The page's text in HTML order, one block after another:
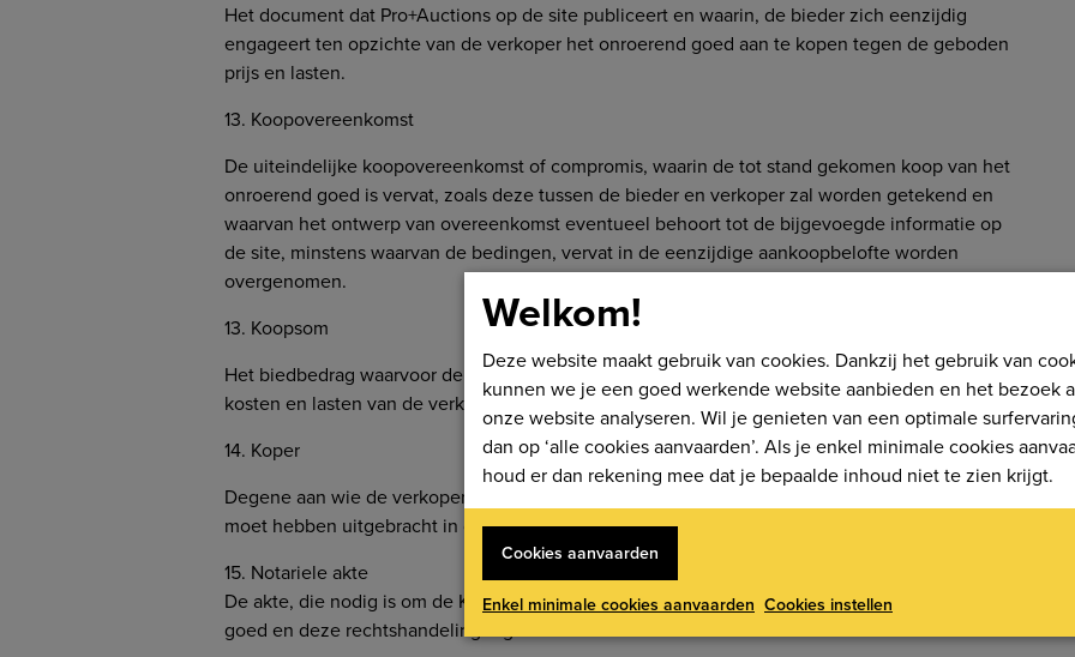
Het document dat Pro+Auctions op de site publiceert en waarin, de bieder zich eenzijdig
engageert ten opzichte van de verkoper het onroerend goed aan te kopen tegen de geboden
prijs en lasten.
13. Koopovereenkomst
De uiteindelijke koopovereenkomst of compromis, waarin de tot stand gekomen koop van het
onroerend goed is vervat, zoals deze tussen de bieder en verkoper zal worden getekend en
waarvan het ontwerp van overeenkomst eventueel behoort tot de bijgevoegde informatie op
de site, minstens waarvan de bedingen, vervat in de eenzijdige aankoopbelofte worden
overgenomen.
13. Koopsom
Het biedbedrag waarvoor de verkoper bereid is te verkopen en te verhogen met de bedongen
kosten en lasten van de verkoop zoals verduidelijkt in de bijzondere voorwaarden.
14. Koper
Degene aan wie de verkoper beslist te verkopen zonder dat deze het hoogste bod
moet hebben uitgebracht in de online verkoop.
15. Notariele akte
De akte, die nodig is om de Koper eigenaar of gerechtigde te doen worden van het onroerend
goed en deze rechtshandeling tegenstelbaar te maken aan derden.
Welkom!
Deze website maakt gebruik van cookies. Dankzij het gebruik van
kunnen we je een goed werkende website aanbieden en het bezoek
onze website analyseren. Wil je genieten van een optimale
dan op ‘alle cookies aanvaarden’. Als je enkel minimale cookies
houd er dan rekening mee dat je bepaalde inhoud niet te zien krijgt.
Cookies aanvaarden
Enkel minimale cookies aanvaarden Cookies instellen